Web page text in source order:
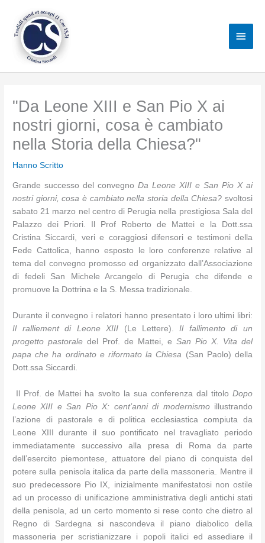
contenuto
"Da Leone XIII e San Pio X ai
nostri giorni, cosa è cambiato
nella Storia della Chiesa?"
Hanno Scritto
Grande successo del convegnoDa Leone XIII e San Pio X ai
nostri giorni, cosa è cambiato nella storia della Chiesa? svoltosi
sabato 21 marzo nel centro di Perugia nella prestigiosa Sala del
Palazzo dei Priori. Il Prof Roberto de Mattei e la Dott.ssa
Cristina Siccardi, veri e coraggiosi difensori e testimoni della
Fede Cattolica, hanno esposto le loro conferenze relative al
tema del convegno promosso ed organizzato dall’Associazione
di fedeli San Michele Arcangelo di Perugia che difende e
promuove la Dottrina e la S. Messa tradizionale.
Durante il convegno i relatori hanno presentato i loro ultimi libri:
Il ralliement di Leone XIII (Le Lettere). Il fallimento di un
progetto pastorale del Prof. de Mattei, e San Pio X. Vita del
papa che ha ordinato e riformato la Chiesa (San Paolo) della
Dott.ssa Siccardi.
Il Prof. de Mattei ha svolto la sua conferenza dal titolo Dopo
Leone XIII e San Pio X: cent’anni di modernismoillustrando
l’azione di pastorale e di politica ecclesiastica compiuta da
Leone XIII durante il suo pontificato nel travagliato periodo
immediatamente successivo alla presa di Roma da parte
dell’esercito piemontese, attuatore del piano di conquista del
potere sulla penisola italica da parte della massoneria. Mentre il
suo predecessore Pio IX, inizialmente manifestatosi non ostile
ad un processo di unificazione amministrativa degli antichi stati
della penisola, ad un certo momento si rese conto che dietro al
Regno di Sardegna si nascondeva il piano diabolico della
massoneria per scristianizzare i popoli italici ed assediare il